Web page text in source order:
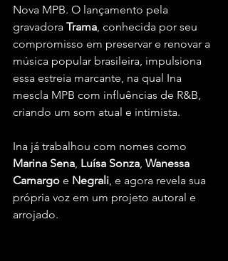
Nova MPB. O lançamento pela
gravadora Trama, conhecida por seu
compromisso em preservar e renovar a
música popular brasileira, impulsiona
essa estreia marcante, na qual Ina
mescla MPB com influências de R&B,
criando um som atual e intimista.
Ina já trabalhou com nomes como
Marina Sena, Luísa Sonza, Wanessa
Camargo e Negrali, e agora revela sua
própria voz em um projeto autoral e
arrojado.